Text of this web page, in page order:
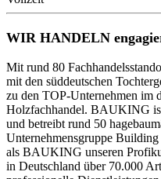
WIR HANDELN
Mit rund 80
mit den süddeutschen
zu den TOP-Unternehmen im
Holzfachhandel. BAUKING
und betreibt rund 50
Unternehmensgruppe
als BAUKING unseren
in Deutschland über 70.000